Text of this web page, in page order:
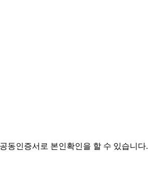
동인증서로 본인확인을 할 수 있습니다.